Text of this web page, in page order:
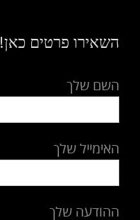
השאירו פרטים כאן!
השם שלך
האימייל שלך
ההודעה שלך